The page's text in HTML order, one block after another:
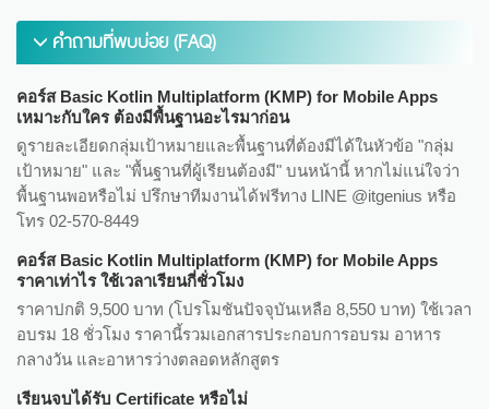
คำถามที่พบบ่อย (FAQ)
คอร์ส Basic Kotlin Multiplatform (KMP) for Mobile Apps
เหมาะกับใคร ต้องมีพื้นฐานอะไรมาก่อน
ดูรายละเอียดกลุ่มเป้าหมายและพื้นฐานที่ต้องมีได้ในหัวข้อ "กลุ่ม
เป้าหมาย" และ "พื้นฐานที่ผู้เรียนต้องมี" บนหน้านี้ หากไม่แน่ใจว่า
พื้นฐานพอหรือไม่ ปรึกษาทีมงานได้ฟรีทาง LINE @itgenius หรือ
โทร 02-570-8449
คอร์ส Basic Kotlin Multiplatform (KMP) for Mobile Apps
ราคาเท่าไร ใช้เวลาเรียนกี่ชั่วโมง
ราคาปกติ 9,500 บาท (โปรโมชันปัจจุบันเหลือ 8,550 บาท) ใช้เวลา
อบรม 18 ชั่วโมง ราคานี้รวมเอกสารประกอบการอบรม อาหาร
กลางวัน และอาหารว่างตลอดหลักสูตร
เรียนจบได้รับ Certificate หรือไม่